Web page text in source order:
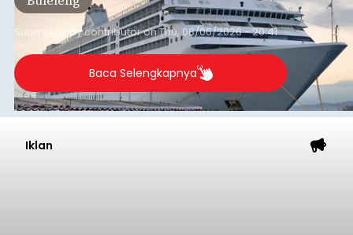
yang tercatat sebesar 1,32 juta GT.
Submitted bycontributoronThu, 08/06/2026 - 20:41
Baca Selengkapnya
Iklan